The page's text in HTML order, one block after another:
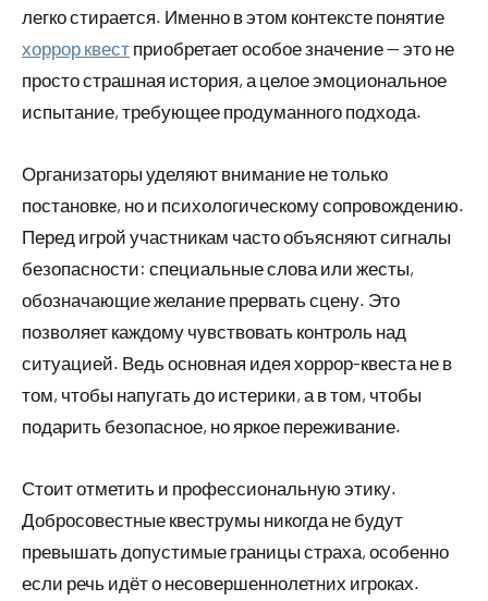
легко стирается. Именно в этом контексте понятие
хоррор квест приобретает особое значение — это не
просто страшная история, а целое эмоциональное
испытание, требующее продуманного подхода.
Организаторы уделяют внимание не только
постановке, но и психологическому сопровождению.
Перед игрой участникам часто объясняют сигналы
безопасности: специальные слова или жесты,
обозначающие желание прервать сцену. Это
позволяет каждому чувствовать контроль над
ситуацией. Ведь основная идея хоррор-квеста не в
том, чтобы напугать до истерики, а в том, чтобы
подарить безопасное, но яркое переживание.
Стоит отметить и профессиональную этику.
Добросовестные квеструмы никогда не будут
превышать допустимые границы страха, особенно
если речь идёт о несовершеннолетних игроках.